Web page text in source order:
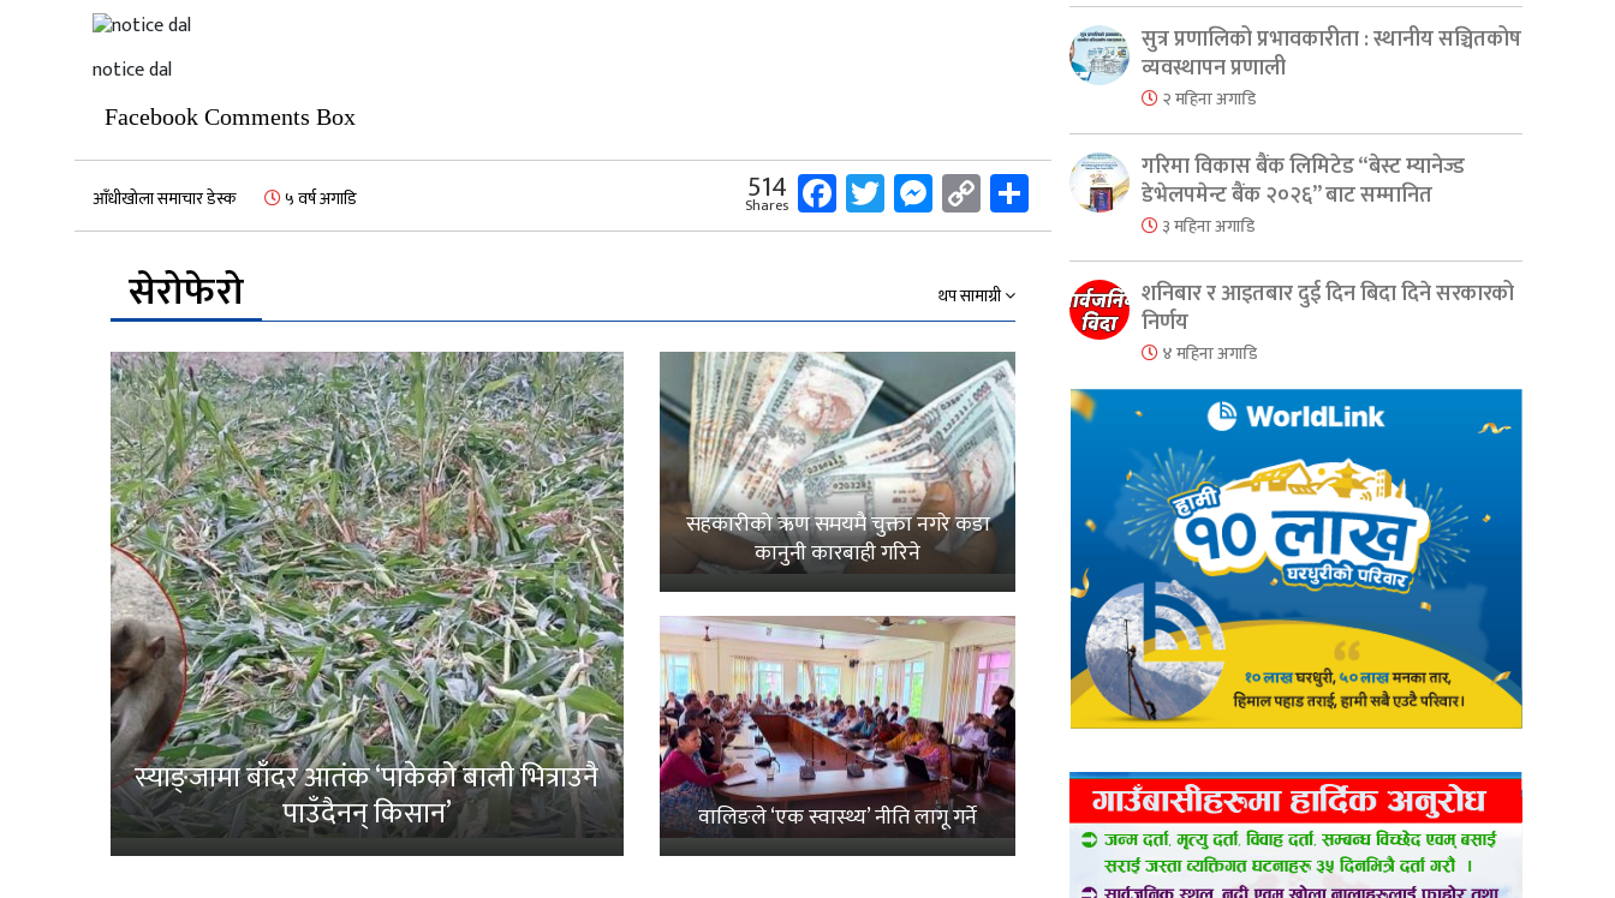
notice dal
Facebook Comments Box
आँधीखोला समाचार डेस्क ५ वर्ष अगाडि 514
Shares Facebook
Twitter
Messenger
Copy
Link
Share
सेरोफेरो
थप सामाग्री
स्याङ्जामा बाँदर आतंक ‘पाकेको बाली भित्राउनै
पाउँदैनन् किसान’
सहकारीको ऋण समयमै चुक्ता नगरे कडा
कानुनी कारबाही गरिने
वालिङले ‘एक स्वास्थ्य’ नीति लागू गर्ने
सुत्र प्रणालिको प्रभावकारीता : स्थानीय सञ्चितकोष
व्यवस्थापन प्रणाली
२ महिना अगाडि
गरिमा विकास बैंक लिमिटेड “बेस्ट म्यानेज्ड
डेभेलपमेन्ट बैंक २०२६” बाट सम्मानित
३ महिना अगाडि
शनिबार र आइतबार दुई दिन बिदा दिने सरकारको
निर्णय
४ महिना अगाडि